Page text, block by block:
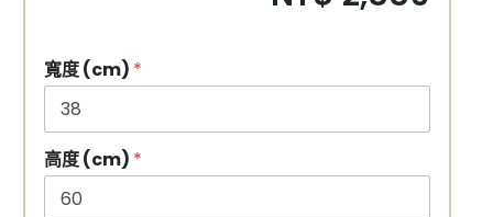
寬度 (cm) *
高度 (cm) *